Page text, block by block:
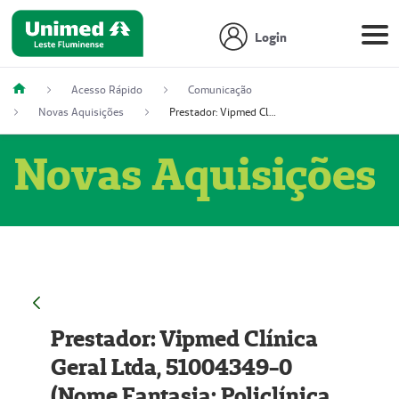
Login
Acesso Rápido
Comunicação
Novas Aquisições
Prestador: Vipmed Clínica Geral Ltda, 51004349-0 (Nome Fantasia: Policlínica Master)
Novas Aquisições
Prestador: Vipmed Clínica
Geral Ltda, 51004349-0